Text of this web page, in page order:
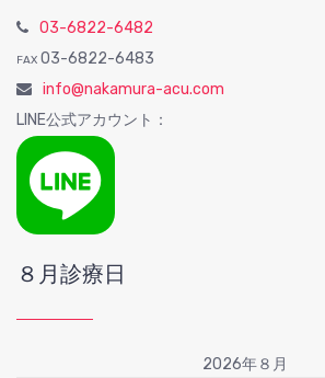
03-6822-6482
FAX 03-6822-6483
info@nakamura-acu.com
LINE公式アカウント：
８月診療日
2026年８月